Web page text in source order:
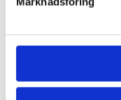
Sidfot
Vår historia
1906 tog oss dit vi
Jobba hos oss